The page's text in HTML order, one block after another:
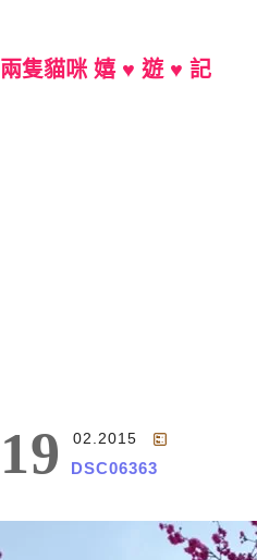
兩隻貓咪 嬉 ♥ 遊 ♥ 記
19 02.2015
DSC06363